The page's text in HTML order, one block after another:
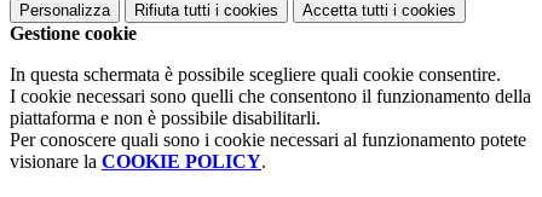
Personalizza Rifiuta tutti i cookies Accetta tutti i cookies
Gestione cookie
In questa schermata è possibile scegliere quali cookie consentire.
I cookie necessari sono quelli che consentono il funzionamento della
piattaforma e non è possibile disabilitarli.
Per conoscere quali sono i cookie necessari al funzionamento potete
visionare la COOKIE POLICY.